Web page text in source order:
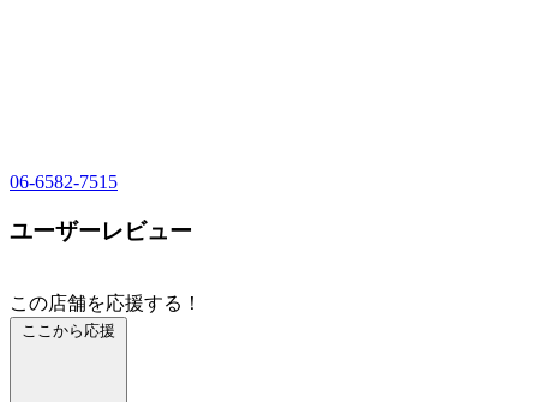
06-6582-7515
ユーザーレビュー
この店舗を応援する！
ここから応援